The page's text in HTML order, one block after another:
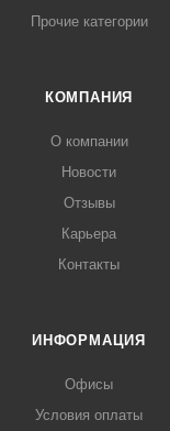
Прочие категории
КОМПАНИЯ
О компании
Новости
Отзывы
Карьера
Контакты
ИНФОРМАЦИЯ
Офисы
Условия оплаты